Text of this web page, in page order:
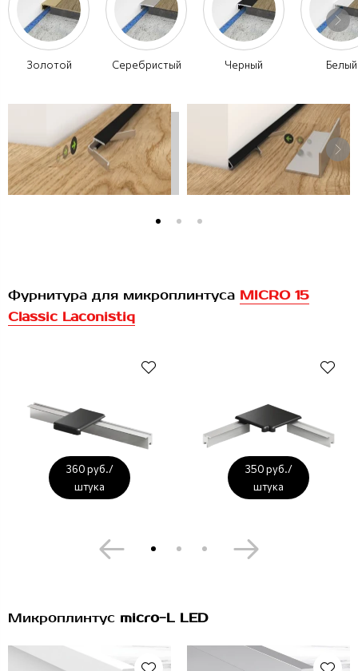
Золотой Серебристый Черный Белый
Фурнитура для микроплинтуса MICRO 15
Classic Laconistiq
360 руб./
штука
350 руб./
штука
Микроплинтус micro-L LED